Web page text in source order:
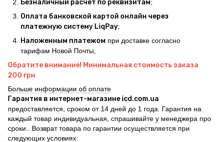
Безналичный расчет по реквизитам;
Оплата банковской картой онлайн через
платежную систему LiqPay;
Наложенным платежом при доставке согласно
тарифам Новой Почты;
Обратите внимание! Минимальная стоимость заказа
200 грн
Больше информации об оплате
Гарантия в интернет-магазине icd.com.ua
предоставляется, сроком от 14 дней до 1 года. Гарантия на
каждый товар индивидуальная, спрашивайте у менеджера про
сроки.. Возврат товара по гарантии осуществляется при
следующих условиях: